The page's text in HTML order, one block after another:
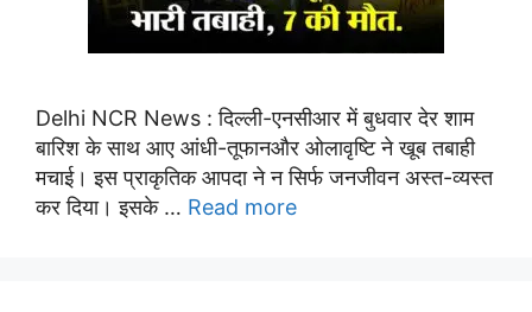
Delhi NCR News : दिल्ली-एनसीआर में बुधवार देर शाम
बारिश के साथ आए आंधी-तूफानऔर ओलावृष्टि ने खूब तबाही
मचाई। इस प्राकृतिक आपदा ने न सिर्फ जनजीवन अस्त-व्यस्त
कर दिया। इसके … Read more